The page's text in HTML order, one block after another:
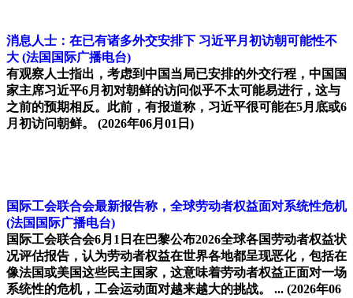
消息人士：在已有诸多外交安排下 习近平月初访朝可能性不
大 (法国国际广播电台)
有观察人士指出，考虑到中国当局已安排的外交行程，中国国
家主席习近平6月初对朝鲜的访问似乎不太可能易进行，这与
之前的预期相反。此前，有报道称，习近平很可能在5月底或6
月初访问朝鲜。 (2026年06月01日)
国际工会联合会最新报告称，全球劳动者权益面对系统性危机
(法国国际广播电台)
国际工会联合会6月1日在巴黎公布2026全球各国劳动者权益状
况评估报告，认为劳动者权益在世界各地都呈现恶化，包括在
像法国或美国这些民主国家，这意味着劳动者权益正面对一场
系统性的危机，工会运动面对越来越大的挑战。 ... (2026年06